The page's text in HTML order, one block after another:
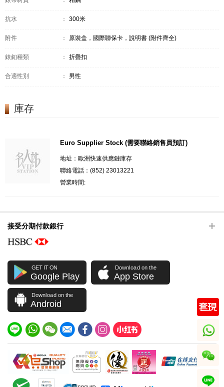
抗水 ： 300米
附件 ： 原裝盒，國際聯保卡，說明書 (附件齊全)
錶釦種類 ： 折疊扣
合適性別 ： 男性
庫存
Euro Supplier Stock (需要聯絡銷售員預訂)
地址：歐洲快速供應鏈庫存
聯絡電話：(852) 23013221
營業時間:
接受分期付款銀行
GET IT ON
Google Play
Download on the
App Store
Download on the
Android
whatsapp